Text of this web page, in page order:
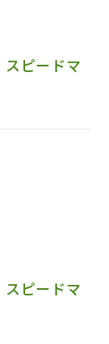
ピードマ
ピードマ